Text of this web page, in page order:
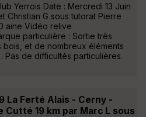
Yerrois Date : Mercredi 13 Juin
Christian G sous tutorat Pierre
aine Vidéo relive
particulière : Sortie très
et de nombreux éléments
Pas de difficultés particulières.
La Ferté Alais - Cerny -
Cutté 19 km par Marc L sous